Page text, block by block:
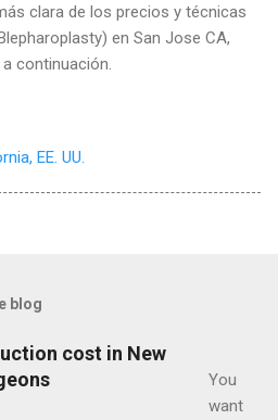
clara de los precios y técnicas
en San Jose CA,
continuación.
EE. UU.
blog
cost in New
You
want